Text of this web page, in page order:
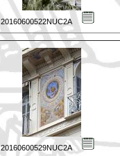
20160600522NUC2A
20160600529NUC2A